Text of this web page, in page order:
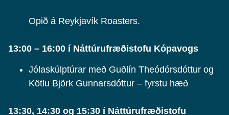
Opið á Reykjavík Roasters.
13:00 – 16:00 í Náttúrufræðistofu Kópavogs
Jólaskúlptúrar með Guðlín Theódórsdóttur og
Kötlu Björk Gunnarsdóttur – fyrstu hæð
13:30, 14:30 og 15:30 í Náttúrufræðistofu